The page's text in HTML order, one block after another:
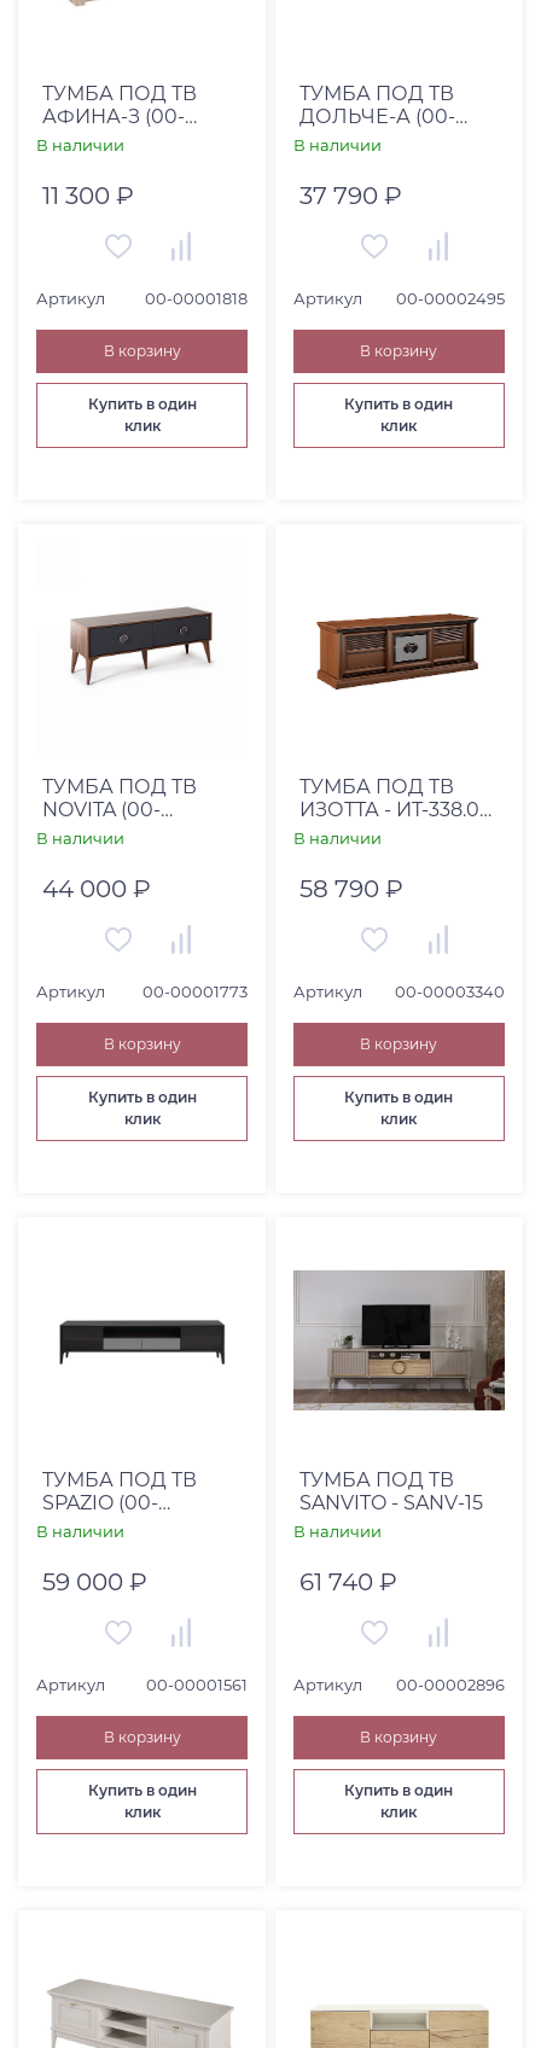
ТУМБА ПОД ТВ
АФИНА-З (00-
00001818)
В наличии
11 300 ₽
Артикул 00-00001818
В корзину
Купить в один
клик
ТУМБА ПОД ТВ
ДОЛЬЧЕ-А (00-
00002495)
В наличии
37 790 ₽
Артикул 00-00002495
В корзину
Купить в один
клик
ТУМБА ПОД ТВ
NOVITA (00-
00001773)
В наличии
44 000 ₽
Артикул 00-00001773
В корзину
Купить в один
клик
ТУМБА ПОД ТВ
ИЗОТТА - ИТ-338.04
КЛЕН СТАРЫЙ
В наличии
58 790 ₽
Артикул 00-00003340
В корзину
Купить в один
клик
ТУМБА ПОД ТВ
SPAZIO (00-
00001561)
В наличии
59 000 ₽
Артикул 00-00001561
В корзину
Купить в один
клик
ТУМБА ПОД ТВ
SANVITO - SANV-15
В наличии
61 740 ₽
Артикул 00-00002896
В корзину
Купить в один
клик